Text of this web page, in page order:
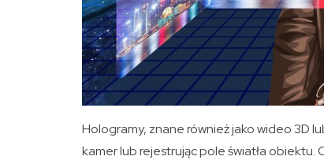
Hologramy, znane również jako wideo 3D
kamer lub rejestrując pole światła